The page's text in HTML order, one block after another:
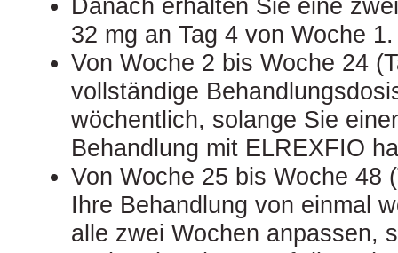
Danach erhalten Sie eine
32 mg an Tag 4 von Woche 1.
Von Woche 2 bis Woche 24
vollständige
wöchentlich, solange Sie
Behandlung mit ELREXFIO
Von Woche 25 bis Woche 48
Ihre Behandlung von einmal
alle zwei Wochen anpassen,